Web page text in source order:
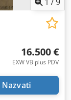
16.500 €
EXW VB plus PDV
Nazvati